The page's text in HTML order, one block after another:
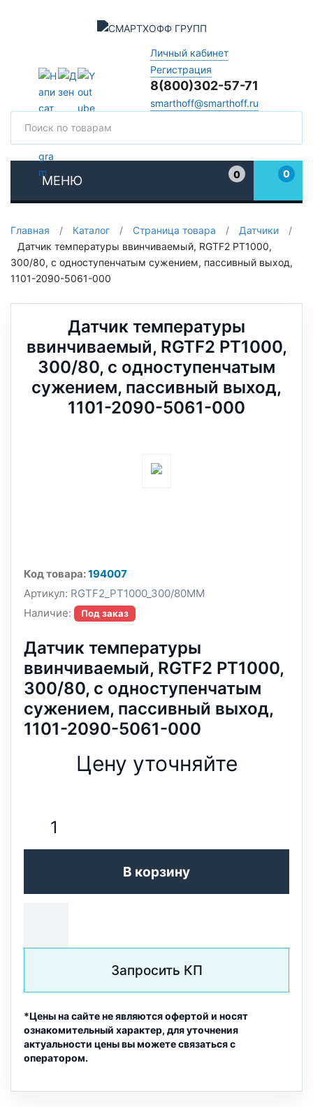
Личный кабинет
Регистрация
8(800)302-57-71
smarthoff@smarthoff.ru
МЕНЮ
0
0
Главная / Каталог / Страница товара / Датчики
/
Датчик температуры ввинчиваемый, RGTF2 PT1000,
300/80, с одноступенчатым сужением, пассивный выход,
1101-2090-5061-000
Датчик температуры
ввинчиваемый, RGTF2 PT1000,
300/80, с одноступенчатым
сужением, пассивный выход,
1101-2090-5061-000
Код товара:194007
Артикул: RGTF2_PT1000_300/80MM
Наличие:
Под заказ
Датчик температуры
ввинчиваемый, RGTF2 PT1000,
300/80, с одноступенчатым
сужением, пассивный выход,
1101-2090-5061-000
Цену уточняйте
В корзину
Запросить КП
*Цены на сайте не являются офертой и носят
ознакомительный характер, для уточнения
актуальности цены вы можете связаться с
оператором.